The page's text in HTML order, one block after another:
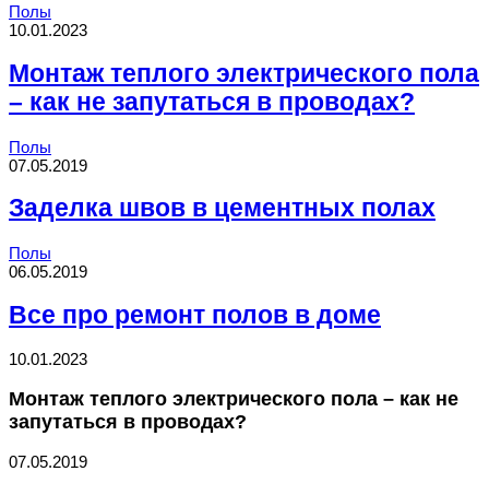
Полы
10.01.2023
Монтаж теплого электрического пола
– как не запутаться в проводах?
Полы
07.05.2019
Заделка швов в цементных полах
Полы
06.05.2019
Все про ремонт полов в доме
10.01.2023
Монтаж теплого электрического пола – как не
запутаться в проводах?
07.05.2019